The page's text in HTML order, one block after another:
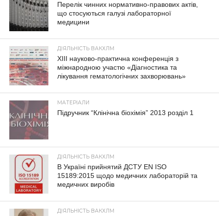
Перелік чинних нормативно-правових актів,
що стосуються галузі лабораторної
медицини
ДІЯЛЬНІСТЬ ВАКХЛМ
XIII науково-практична конференція з
міжнародною участю «Діагностика та
лікування гематологічних захворювань»
МАТЕРІАЛИ
Підручник “Клінічна біохімія” 2013 розділ 1
ДІЯЛЬНІСТЬ ВАКХЛМ
В Україні прийнятий ДСТУ EN ISO
15189:2015 щодо медичних лабораторій та
медичних виробів
ДІЯЛЬНІСТЬ ВАКХЛМ